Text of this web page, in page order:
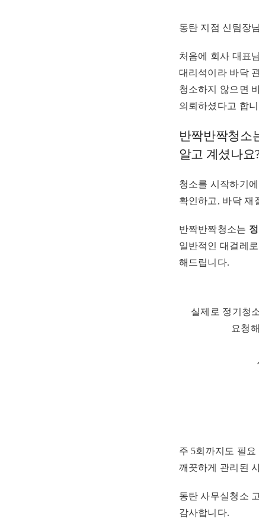
동탄 지점 신팀장
처음에 회사 대표
대리석이라 바닥
청소하지 않으면
의뢰하셨다고 합
반짝반짝청소
알고 계셨나요
청소를 시작하기
확인하고, 바닥 재
반짝반짝청소는
일반적인 대걸레
해드립니다.
실제로 정기청
요청
주 5회까지도 필
깨끗하게 관리된
동탄 사무실청소
감사합니다.